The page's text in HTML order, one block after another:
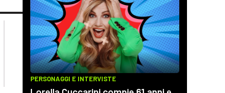
lacplay.it
lactv.it
laconair.it
lacitymag.it
lacapitalenews.it
cosenzachannel.it
ilvibonese.it
catanzarochannel.it